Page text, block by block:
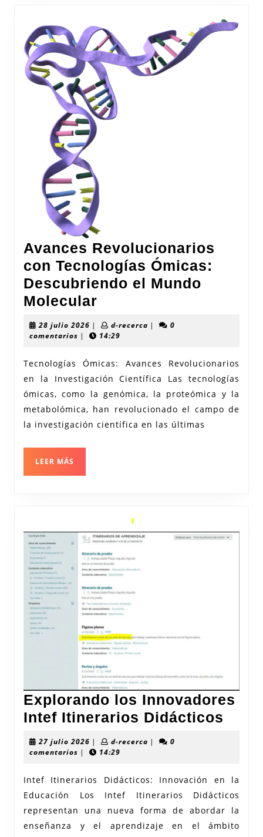
Avances Revolucionarios
con Tecnologías Ómicas:
Descubriendo el Mundo
Molecular
Revolucionarios
con
Ómicas:
Descubriendo
el
Mundo
28 julio 2026 28
julio
| d-recercad-|
0
comentarios | 14:29
Tecnologías Ómicas: Avances Revolucionarios
en la Investigación Científica Las tecnologías
ómicas, como la genómica, la proteómica y la
metabolómica, han revolucionado el campo de
la investigación científica en las últimas
LEER MÁS
Explorando los Innovadores
Intef Itinerarios Didácticos
27 julio 2026 27
julio
| d-recercad-|
0
comentarios | 14:29
Intef Itinerarios Didácticos: Innovación en la
Educación Los Intef Itinerarios Didácticos
representan una nueva forma de abordar la
enseñanza y el aprendizaje en el ámbito